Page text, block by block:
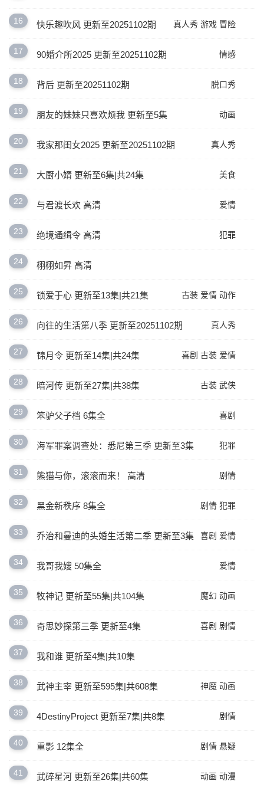
16 快乐趣吹风 更新至20251102期 真人秀 游戏 冒险
17 90婚介所2025 更新至20251102期 情感
18 背后 更新至20251102期 脱口秀
19 朋友的妹妹只喜欢烦我 更新至5集 动画
20 我家那闺女2025 更新至20251102期 真人秀
21 大厨小婿 更新至6集|共24集 美食
22 与君渡长欢 高清 爱情
23 绝境通缉令 高清 犯罪
24 栩栩如昇 高清
25 锁爱于心 更新至13集|共21集 古装 爱情 动作
26 向往的生活第八季 更新至20251102期 真人秀
27 锦月令 更新至14集|共24集 喜剧 古装 爱情
28 暗河传 更新至27集|共38集 古装 武侠
29 笨驴父子档 6集全 喜剧
30 海军罪案调查处：悉尼第三季 更新至3集 犯罪
31 熊猫与你，滚滚而来！ 高清 剧情
32 黑金新秩序 8集全 剧情 犯罪
33 乔治和曼迪的头婚生活第二季 更新至3集 喜剧 爱情
34 我哥我嫂 50集全 爱情
35 牧神记 更新至55集|共104集 魔幻 动画
36 奇思妙探第三季 更新至4集 喜剧 剧情
37 我和谁 更新至4集|共10集
38 武神主宰 更新至595集|共608集 神魔 动画
39 4DestinyProject 更新至7集|共8集 剧情
40 重影 12集全 剧情 悬疑
41 武碎星河 更新至26集|共60集 动画 动漫